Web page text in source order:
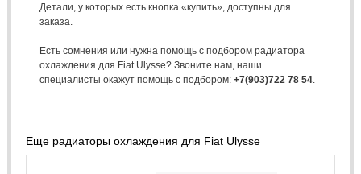
Детали, у которых есть кнопка «купить», доступны для
заказа.
Есть сомнения или нужна помощь с подбором радиатора
охлаждения для Fiat Ulysse? Звоните нам, наши
специалисты окажут помощь с подбором: +7(903)722 78 54.
Еще радиаторы охлаждения для Fiat Ulysse